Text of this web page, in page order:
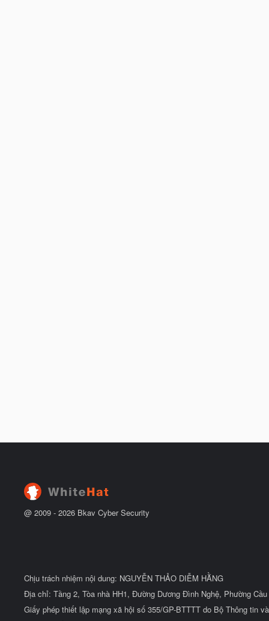
@ 2009 - 2026 Bkav Cyber Security
Chịu trách nhiệm nội dung: NGUYỄN THẢO DIỄM HẰNG
Địa chỉ: Tầng 2, Tòa nhà HH1, Đường Dương Đình Nghệ, Phường
Giấy phép thiết lập mạng xã hội số 355/GP-BTTTT do Bộ Thông tin